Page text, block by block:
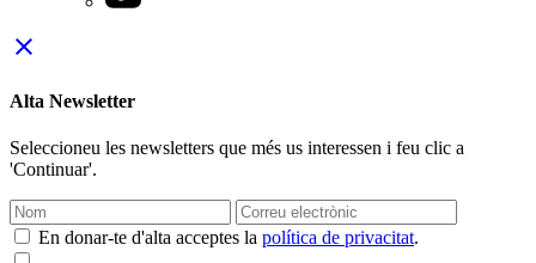
close
Alta Newsletter
Seleccioneu les newsletters que més us interessen i feu clic a
'Continuar'.
En donar-te d'alta acceptes la política de privacitat.